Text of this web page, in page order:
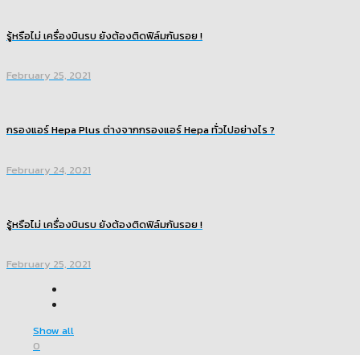
รู้หรือไม่ เครื่องบินรบ ยังต้องติดฟิล์มกันรอย !
February 25, 2021
กรองแอร์ Hepa Plus ต่างจากกรองแอร์ Hepa ทั่วไปอย่างไร ?
February 24, 2021
รู้หรือไม่ เครื่องบินรบ ยังต้องติดฟิล์มกันรอย !
February 25, 2021
Show all
0